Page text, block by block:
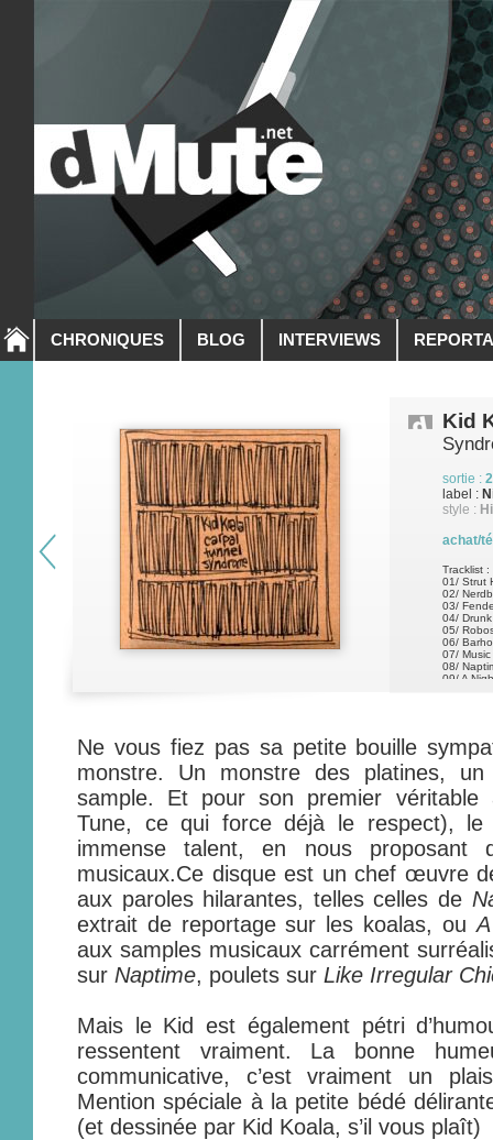
CHRONIQUES BLOG INTERVIEWS
Kid
sortie :
label :
style :
achat/
Tracklist :
01/ Strut
02/
03/
04/
05/
06/
07/
08/
09/ A
Ne vous fiez pas sa petite bouille
monstre. Un monstre des platines,
sample. Et pour son premier véritable
Tune, ce qui force déjà le respect),
immense talent, en nous proposant
musicaux.Ce disque est un chef œuvre
aux paroles hilarantes, telles celles de
extrait de reportage sur les koalas, ou
aux samples musicaux carrément
sur Naptime, poulets sur Like Irregular
Mais le Kid est également pétri
ressentent vraiment. La bonne
communicative, c’est vraiment un
Mention spéciale à la petite bédé
(et dessinée par Kid Koala, s’il vous plaît)